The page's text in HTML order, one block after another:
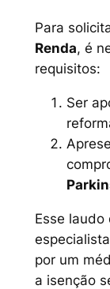
Para
Renda, é
requisitos:
Ser
Esse
por um
a isenção